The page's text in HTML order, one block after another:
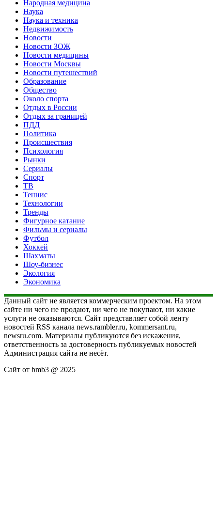
Народная медицина
Наука
Наука и техника
Недвижимость
Новости
Новости ЗОЖ
Новости медицины
Новости Москвы
Новости путешествий
Образование
Общество
Около спорта
Отдых в России
Отдых за границей
ПДД
Политика
Происшествия
Психология
Рынки
Сериалы
Спорт
ТВ
Теннис
Технологии
Тренды
Фигурное катание
Фильмы и сериалы
Футбол
Хоккей
Шахматы
Шоу-бизнес
Экология
Экономика
Данный сайт не является коммерческим проектом. На этом
сайте ни чего не продают, ни чего не покупают, ни какие
услуги не оказываются. Сайт представляет собой ленту
новостей RSS канала news.rambler.ru, kommersant.ru,
newsru.com. Материалы публикуются без искажения,
ответственность за достоверность публикуемых новостей
Администрация сайта не несёт.
Сайт от bmb3 @ 2025